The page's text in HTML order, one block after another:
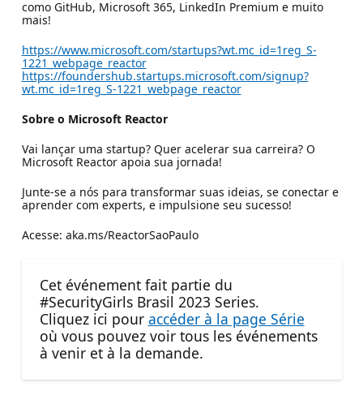
como GitHub, Microsoft 365, LinkedIn Premium e muito
mais!
https://www.microsoft.com/startups?wt.mc_id=1reg_S-
1221_webpage_reactor
https://foundershub.startups.microsoft.com/signup?
wt.mc_id=1reg_S-1221_webpage_reactor
Sobre o Microsoft Reactor
Vai lançar uma startup? Quer acelerar sua carreira? O
Microsoft Reactor apoia sua jornada!​
Junte-se a nós para transformar suas ideias, se conectar e
aprender com experts, e impulsione seu sucesso!​
Acesse: aka.ms/ReactorSaoPaulo
Cet événement fait partie du
#SecurityGirls Brasil 2023 Series.
Cliquez ici pour accéder à la page Série
où vous pouvez voir tous les événements
à venir et à la demande.